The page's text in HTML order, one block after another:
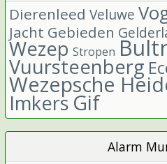
Dierenleed Veluwe
Jacht Gebieden
Wezep Stropen
Vuursteenberg
Wezepsche
Imkers Gif
Alarm